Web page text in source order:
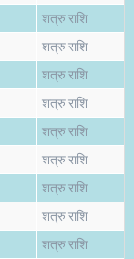
शत्रु राशि
शत्रु राशि
शत्रु राशि
शत्रु राशि
शत्रु राशि
शत्रु राशि
शत्रु राशि
शत्रु राशि
शत्रु राशि